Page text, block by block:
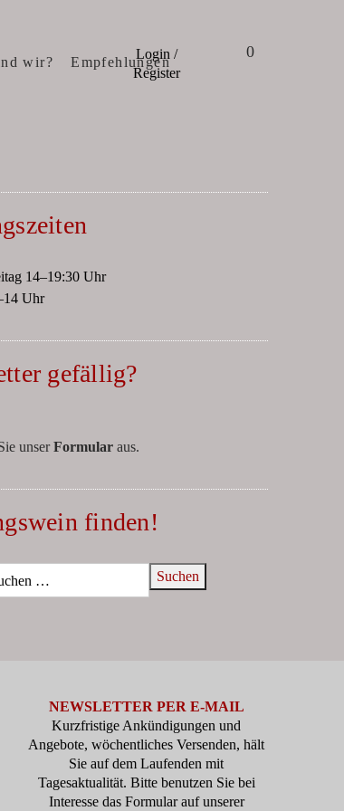
Login /
Register
0
wir? Empfehlungen
14–19:30 Uhr
Uhr
gefällig?
unserFormularaus.
finden!
Suchen
NEWSLETTER PER E-MAIL
Kurzfristige Ankündigungen und
Angebote, wöchentliches Versenden, hält
Sie auf dem Laufenden mit
Tagesaktualität. Bitte benutzen Sie bei
Interesse das Formular auf unserer